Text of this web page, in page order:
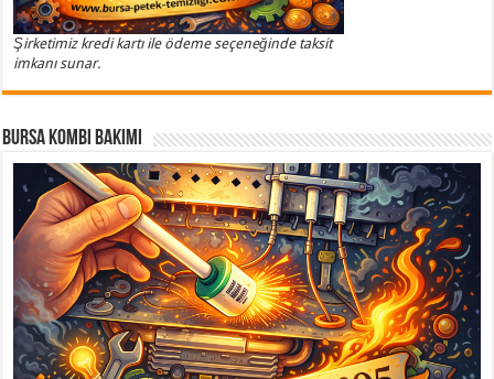
Şirketimiz kredi kartı ile ödeme seçeneğinde taksit
imkanı sunar.
Bursa Kombi Bakımı